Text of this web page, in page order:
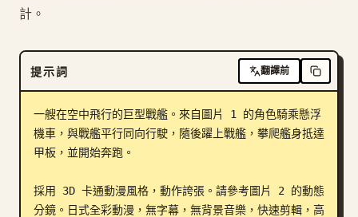
計。
提示詞 翻譯前
一艘在空中飛行的巨型戰艦。來自圖片 1 的角色騎乘懸浮
機車，與戰艦平行同向行駛，隨後躍上戰艦，攀爬艦身抵達
甲板，並開始奔跑。
採用 3D 卡通動漫風格，動作誇張。請參考圖片 2 的動態
分鏡。日式全彩動漫，無字幕，無背景音樂，快速剪輯，高